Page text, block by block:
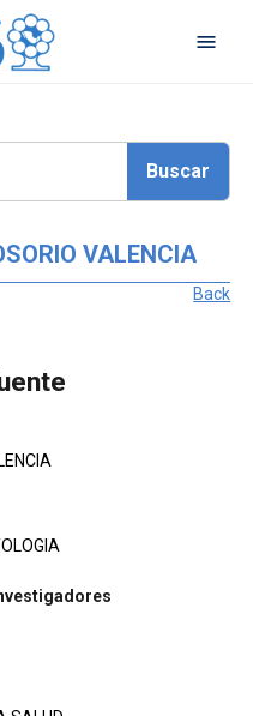
VALENCIA
Back